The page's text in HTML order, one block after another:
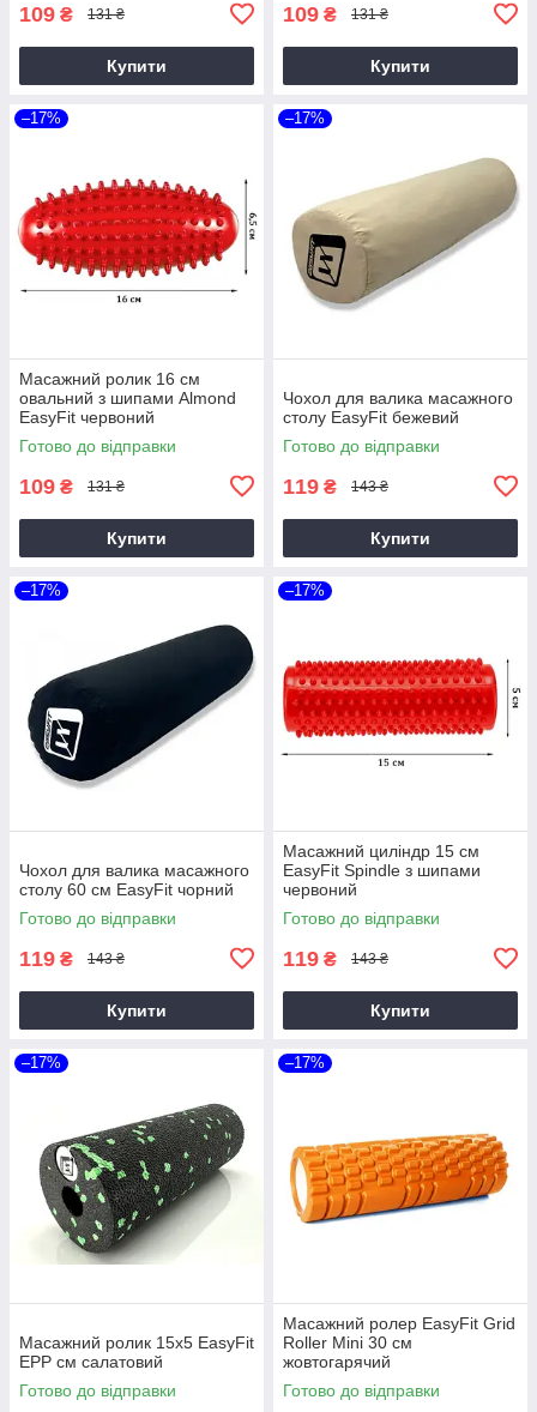
109 ₴ 131 ₴
Купити
109 ₴ 131 ₴
Купити
–17%
Масажний ролик 16 см
овальний з шипами Almond
EasyFit червоний
Готово до відправки
109 ₴ 131 ₴
Купити
–17%
Чохол для валика масажного
столу EasyFit бежевий
Готово до відправки
119 ₴ 143 ₴
Купити
–17%
Чохол для валика масажного
столу 60 см EasyFit чорний
Готово до відправки
119 ₴ 143 ₴
Купити
–17%
Масажний циліндр 15 см
EasyFit Spindle з шипами
червоний
Готово до відправки
119 ₴ 143 ₴
Купити
–17%
Масажний ролик 15х5 EasyFit
EPP см салатовий
Готово до відправки
–17%
Масажний ролер EasyFit Grid
Roller Mini 30 см
жовтогарячий
Готово до відправки